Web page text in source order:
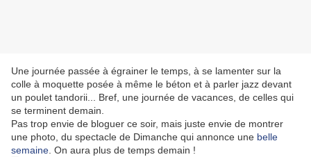
Une journée passée à égrainer le temps, à se lamenter sur la
colle à moquette posée à même le béton et à parler jazz devant
un poulet tandorii... Bref, une journée de vacances, de celles qui
se terminent demain.
Pas trop envie de bloguer ce soir, mais juste envie de montrer
une photo, du spectacle de Dimanche qui annonce une belle
semaine . On aura plus de temps demain !